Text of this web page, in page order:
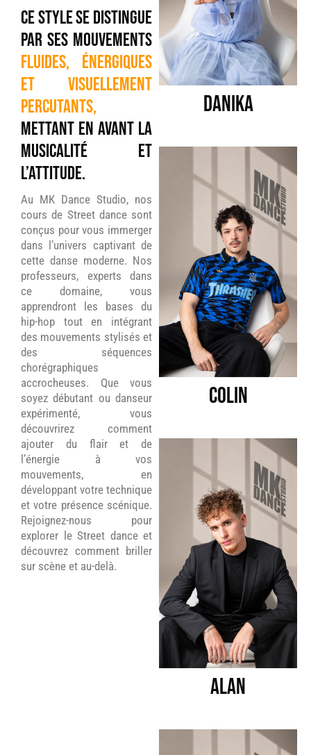
Danika
COLIN
Alan
Ce style se distingue
par ses mouvements
fluides, énergiques
et visuellement
percutants,
mettant en avant la
musicalité et
l’attitude.
Au MK Dance Studio, nos
cours de Street dance sont
conçus pour vous immerger
dans l’univers captivant de
cette danse moderne. Nos
professeurs, experts dans
ce domaine, vous
apprendront les bases du
hip-hop tout en intégrant
des mouvements stylisés et
des séquences
chorégraphiques
accrocheuses. Que vous
soyez débutant ou danseur
expérimenté, vous
découvrirez comment
ajouter du flair et de
l’énergie à vos
mouvements, en
développant votre technique
et votre présence scénique.
Rejoignez-nous pour
explorer le Street dance et
découvrez comment briller
sur scène et au-delà.